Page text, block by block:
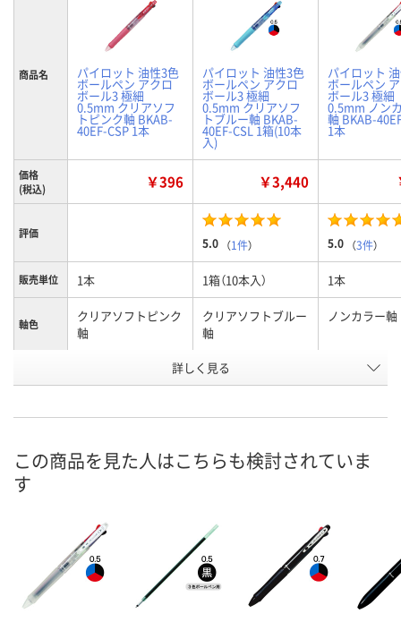
商品名 パイロット 油性3色
ボールペン アクロ
ボール3 極細
0.5mm クリアソフ
トピンク軸 BKAB-
40EF-CSP 1本
パイロット 油性3色
ボールペン アクロ
ボール3 極細
0.5mm クリアソフ
トブルー軸 BKAB-
40EF-CSL 1箱(10本
入)
パイロット
ボールペン
ボール3 極細
0.5mm ノン
軸 BKAB-
1本
価格
(税込)
￥396 ￥3,440
評価
5.0 （1件） 5.0 （3件）
販売単位 1本 1箱（10本入） 1本
軸色
クリアソフトピンク
軸
クリアソフトブルー
軸
ノンカラー軸
J478182 9916440
8月11日（火）
詳しく見る
この商品を見た人はこちらも検討されていま
す